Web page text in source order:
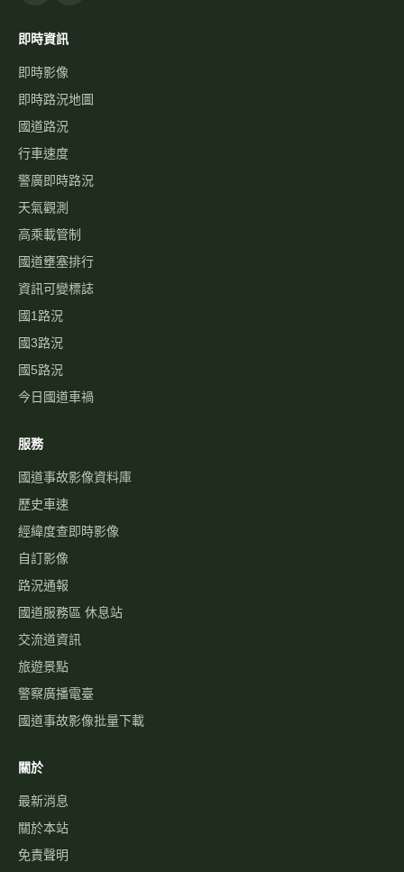
即時資訊
即時影像
即時路況地圖
國道路況
行車速度
警廣即時路況
天氣觀測
高乘載管制
國道壅塞排行
資訊可變標誌
國1路況
國3路況
國5路況
今日國道車禍
服務
國道事故影像資料庫
歷史車速
經緯度查即時影像
自訂影像
路況通報
國道服務區 休息站
交流道資訊
旅遊景點
警察廣播電臺
國道事故影像批量下載
關於
最新消息
關於本站
免責聲明